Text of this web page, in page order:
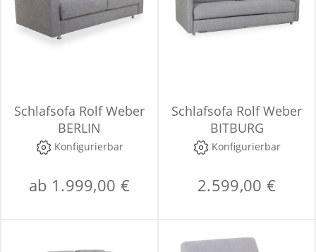
Schlafsofa Rolf Weber
BERLIN
Konfigurierbar
ab 1.999,00 €
Schlafsofa Rolf Weber
BITBURG
Konfigurierbar
2.599,00 €